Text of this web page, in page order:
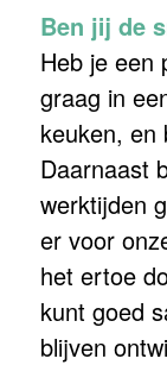
Ben jij de
Heb je een
graag in
keuken, en
Daarnaast
werktijden
er voor
het ertoe
kunt goed
blijven